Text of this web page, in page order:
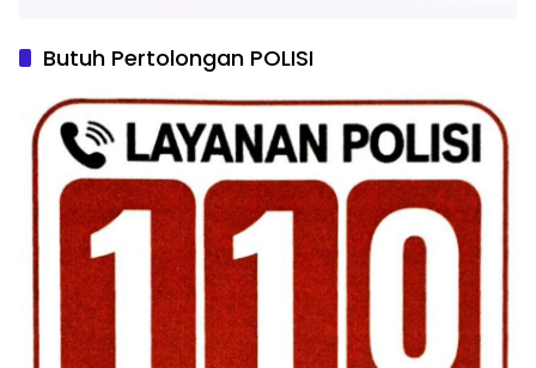
Butuh Pertolongan POLISI